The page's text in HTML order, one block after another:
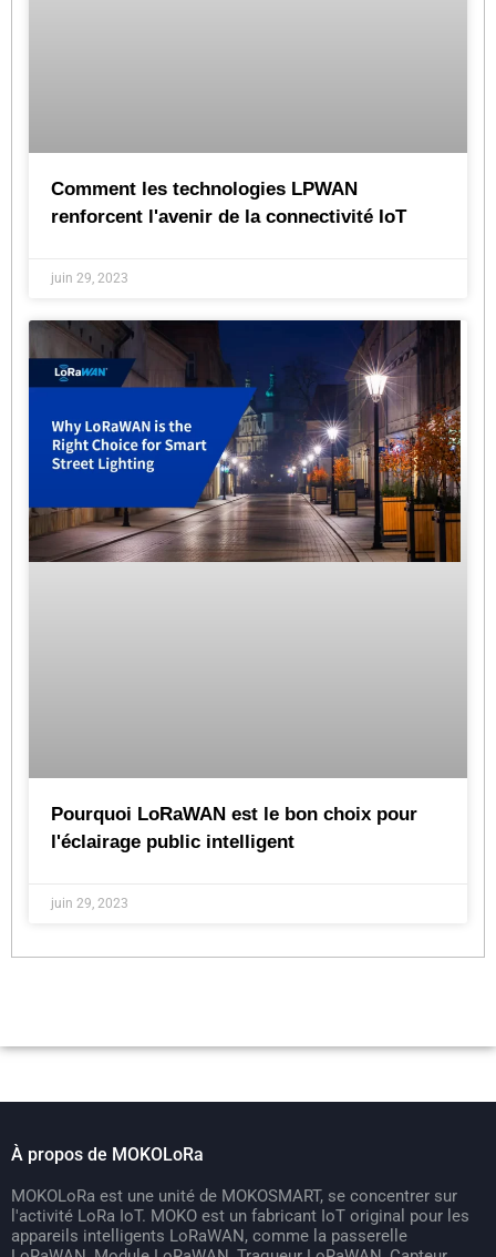
Comment les technologies LPWAN
renforcent l'avenir de la connectivité IoT
juin 29, 2023
Pourquoi LoRaWAN est le bon choix pour
l'éclairage public intelligent
juin 29, 2023
À propos de MOKOLoRa
MOKOLoRa est une unité de MOKOSMART, se concentrer sur
l'activité LoRa IoT. MOKO est un fabricant IoT original pour les
appareils intelligents LoRaWAN, comme la passerelle